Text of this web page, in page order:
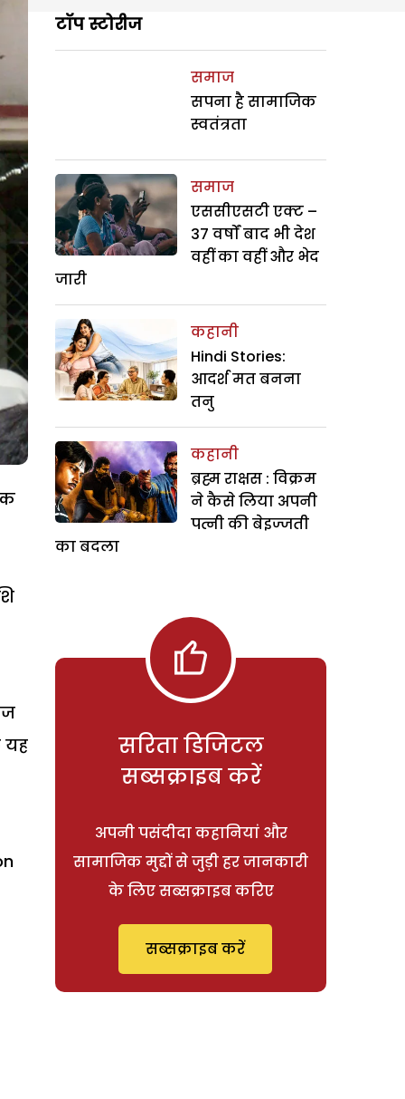
यह
टॉप स्टोरीज
समाज
सपना है सामाजिक
स्वतंत्रता
समाज
एससीएसटी एक्ट –
37 वर्षों बाद भी देश
वहीं का वहीं और भेद
जारी
कहानी
Hindi Stories:
आदर्श मत बनना
तनु
कहानी
ब्रह्म राक्षस : विक्रम
ने कैसे लिया अपनी
पत्नी की बेइज्जती
का बदला
सरिता डिजिटल
सब्सक्राइब करें
अपनी पसंदीदा कहानियां और
सामाजिक मुद्दों से जुड़ी हर जानकारी
के लिए सब्सक्राइब करिए
सब्सक्राइब करें